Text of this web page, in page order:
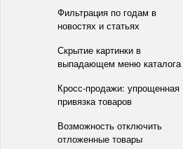
Фильтрация по годам в
новостях и статьях
Скрытие картинки в
выпадающем меню каталога
Кросс-продажи: упрощенная
привязка товаров
Возможность отключить
отложенные товары